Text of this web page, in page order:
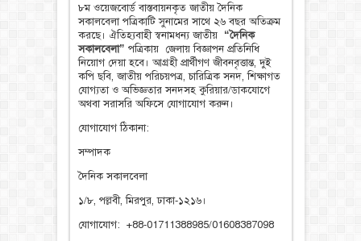
৮ম ওয়েজবোর্ড বাস্তবায়নকৃত জাতীয় দৈনিক
সকালবেলা পত্রিকাটি সুনামের সাথে ২৬ বছর অতিক্রম
করছে। ঐতিহ্যবাহী স্বনামধন্য জাতীয় “দৈনিক
সকালবেলা” পত্রিকায় জেলায় বিজ্ঞাপন প্রতিনিধি
নিয়োগ দেয়া হবে। আগ্রহী প্রার্থীগণ জীবনবৃত্তান্ত, দুই
কপি ছবি, জাতীয় পরিচয়পত্র, চারিত্রিক সনদ, শিক্ষাগত
যোগ্যতা ও অভিজ্ঞতার সনদসহ কুরিয়ার/ডাকযোগে
অথবা সরাসরি অফিসে যোগাযোগ করুন।
যোগাযোগ ঠিকানা:
সম্পাদক
দৈনিক সকালবেলা
১/৮, পল্লবী, মিরপুর, ঢাকা-১২১৬।
যোগাযোগ: +88-01711388985/01608387098